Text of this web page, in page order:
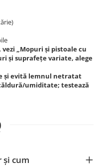
„Mopuri și pistoale cu
și suprafețe variate, alege
și evită lemnul netratat
umiditate; testează
și cum